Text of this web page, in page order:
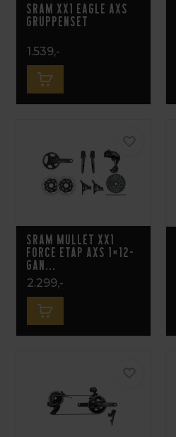
Sram XX1 Eagle AXS
Gruppenset
1.539,-
SRAM Mullet XX1
Force eTap AXS 1×12-
Gan...
2.299,-